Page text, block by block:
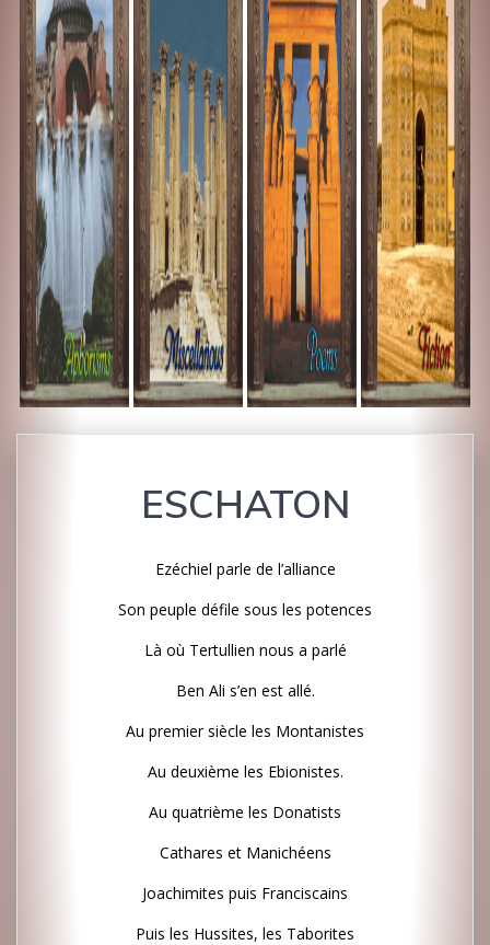
ESCHATON
Ezéchiel parle de l’alliance
Son peuple défile sous les potences
Là où Tertullien nous a parlé
Ben Ali s’en est allé.
Au premier siècle les Montanistes
Au deuxième les Ebionistes.
Au quatrième les Donatists
Cathares et Manichéens
Joachimites puis Franciscains
Puis les Hussites, les Taborites